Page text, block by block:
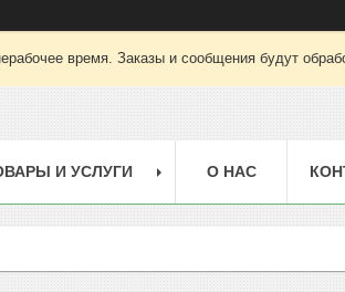
время. Заказы и сообщения будут
И УСЛУГИ О НАС